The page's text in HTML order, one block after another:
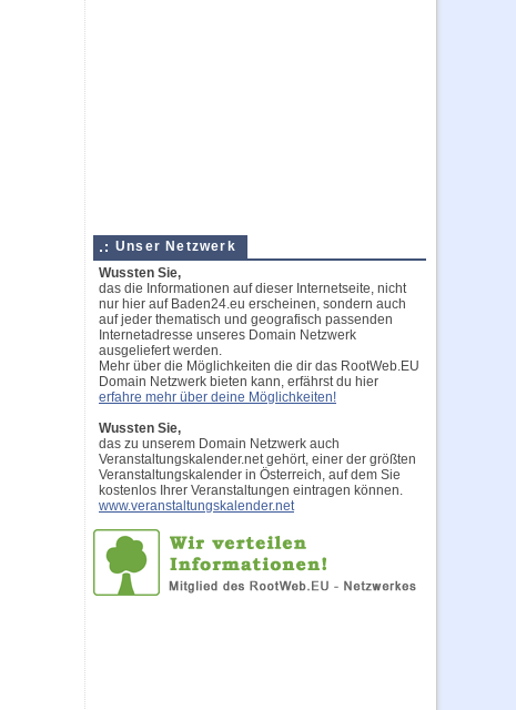
Unser Netzwerk
Wussten Sie,
das die Informationen auf dieser Internetseite, nicht
nur hier auf Baden24.eu erscheinen, sondern auch
auf jeder thematisch und geografisch passenden
Internetadresse unseres Domain Netzwerk
ausgeliefert werden.
Mehr über die Möglichkeiten die dir das RootWeb.EU
Domain Netzwerk bieten kann, erfährst du hier
erfahre mehr über deine Möglichkeiten!
Wussten Sie,
das zu unserem Domain Netzwerk auch
Veranstaltungskalender.net gehört, einer der größten
Veranstaltungskalender in Österreich, auf dem Sie
kostenlos Ihrer Veranstaltungen eintragen können.
www.veranstaltungskalender.net